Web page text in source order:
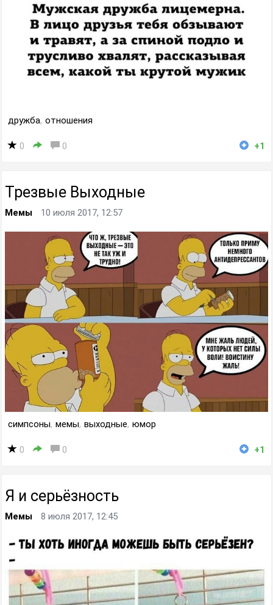
дружба, отношения
0 0 +1
Трезвые Выходные
Мемы 10 июля 2017, 12:57
симпсоны, мемы, выходные, юмор
0 0 +1
Я и серьёзность
Мемы 8 июля 2017, 12:45